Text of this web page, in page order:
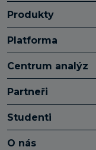
Produkty
Platforma
Centrum analýz
Partneři
Studenti
O nás